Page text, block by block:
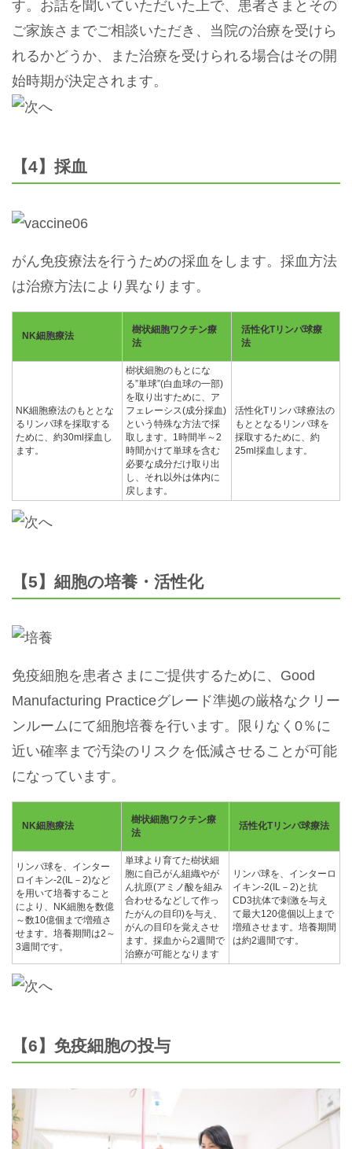
す。お話を聞いていただいた上で、患者さまとその
ご家族さまでご相談いただき、当院の治療を受けら
れるかどうか、また治療を受けられる場合はその開
始時期が決定されます。
【4】採血
がん免疫療法を行うための採血をします。採血方法
は治療方法により異なります。
NK細胞療法
樹状細胞ワクチン療
法
活性化Tリンパ球療
法
NK細胞療法のもととな
るリンパ球を採取する
ために、約30ml採血し
ます。
樹状細胞のもとにな
る”単球”(白血球の一部)
を取り出すために、ア
フェレーシス(成分採血)
という特殊な方法で採
取します。1時間半～2
時間かけて単球を含む
必要な成分だけ取り出
し、それ以外は体内に
戻します。
活性化Tリンパ球療法の
もととなるリンパ球を
採取するために、約
25ml採血します。
【5】細胞の培養・活性化
免疫細胞を患者さまにご提供するために、Good
Manufacturing Practiceグレード準拠の厳格なクリー
ンルームにて細胞培養を行います。限りなく0％に
近い確率まで汚染のリスクを低減させることが可能
になっています。
NK細胞療法
樹状細胞ワクチン療
法
活性化Tリンパ球療法
リンパ球を、インター
ロイキン-2(IL－2)など
を用いて培養すること
により、NK細胞を数億
～数10億個まで増殖さ
せます。培養期間は2～
3週間です。
単球より育てた樹状細
胞に自己がん組織やが
ん抗原(アミノ酸を組み
合わせるなどして作っ
たがんの目印)を与え、
がんの目印を覚えさせ
ます。採血から2週間で
治療が可能となります
リンパ球を、インターロ
イキン-2(IL－2)と抗
CD3抗体で刺激を与え
て最大120億個以上まで
増殖させます。培養期間
は約2週間です。
【6】免疫細胞の投与